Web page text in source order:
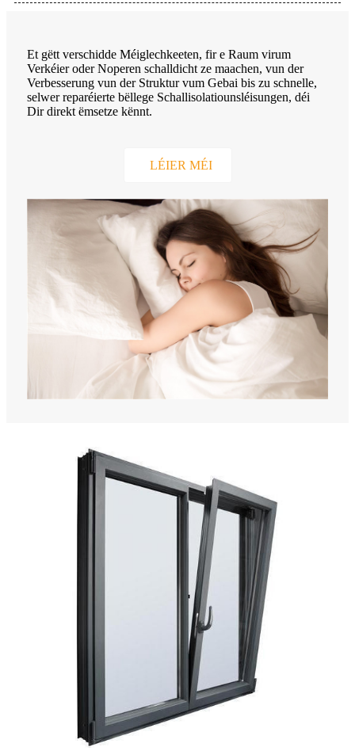
Et gëtt verschidde Méiglechkeeten, fir e Raum virum
Verkéier oder Noperen schalldicht ze maachen, vun der
Verbesserung vun der Struktur vum Gebai bis zu schnelle,
selwer reparéierte bëllege Schallisolatiounsléisungen, déi
Dir direkt ëmsetze kënnt.
LÉIER MÉI